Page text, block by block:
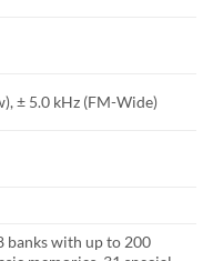
± 5.0 kHz (FM-Wide)
banks with up to 200